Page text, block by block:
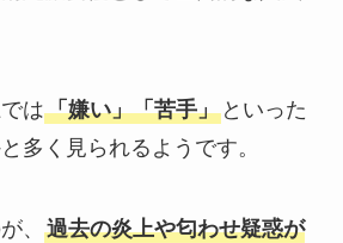
は「嫌い」「苦手」といった
多く見られるようです。
、 過去の炎上や匂わせ疑惑が